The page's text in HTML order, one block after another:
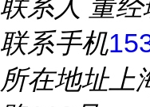
联系人 董
联系手机
所在地址上